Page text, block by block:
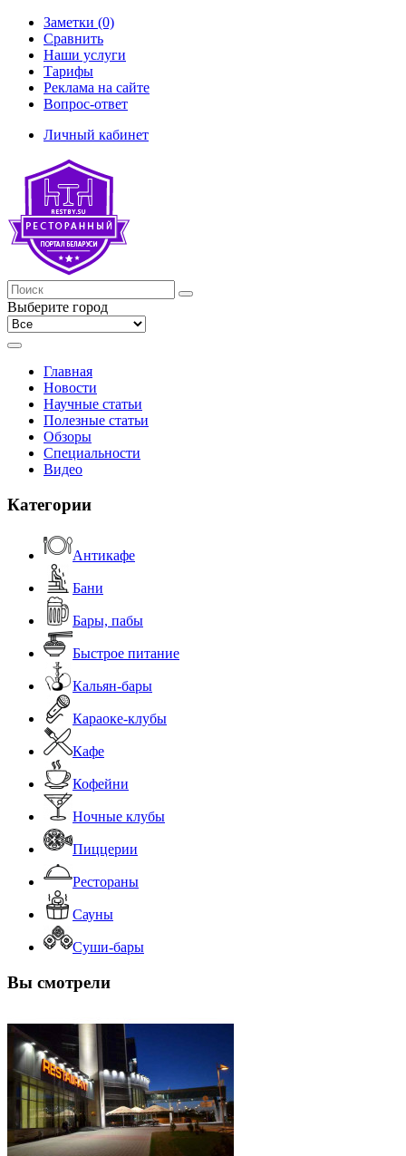
Заметки (0)
Сравнить
Наши услуги
Тарифы
Реклама на сайте
Вопрос-ответ
Личный кабинет
Выберите город
Главная
Новости
Научные статьи
Полезные статьи
Обзоры
Специальности
Видео
Категории
Антикафе
Бани
Бары, пабы
Быстрое питание
Кальян-бары
Караоке-клубы
Кафе
Кофейни
Ночные клубы
Пиццерии
Рестораны
Сауны
Суши-бары
Вы смотрели